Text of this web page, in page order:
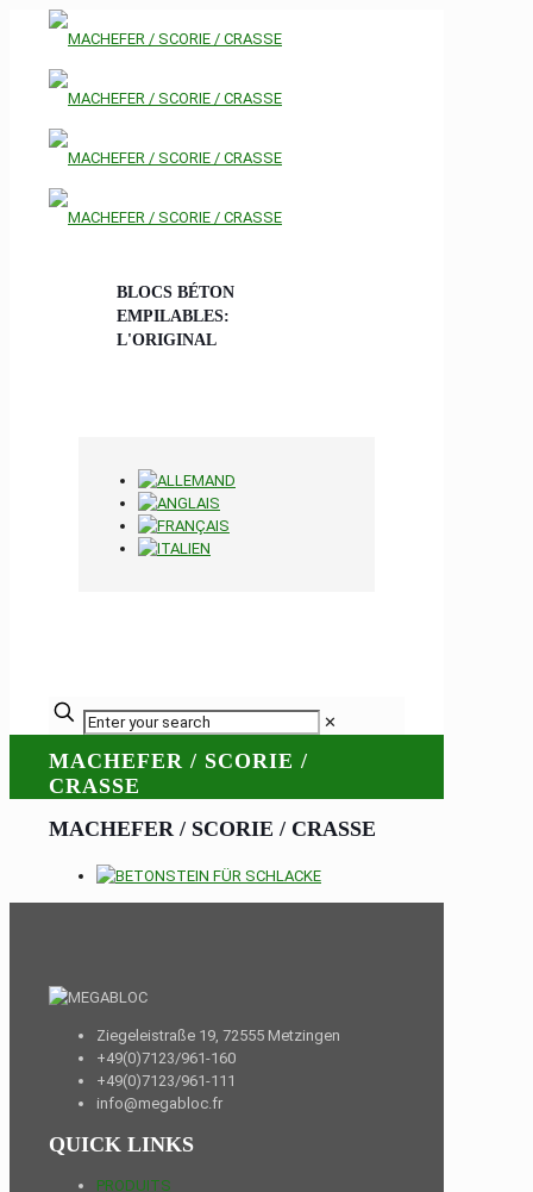
BLOCS BÉTON
EMPILABLES:
L'ORIGINAL
✕
MACHEFER / SCORIE /
CRASSE
MACHEFER / SCORIE / CRASSE
Ziegeleistraße 19, 72555 Metzingen
+49(0)7123/961-160
+49(0)7123/961-111
info@megabloc.fr
QUICK LINKS
PRODUITS